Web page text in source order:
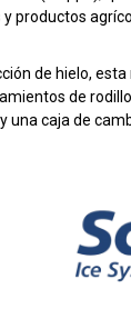
productos
de hielo,
de
caja de